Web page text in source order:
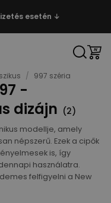
esetén ↓
/ 997 széria
-
dizájn (2)
modellje, amely
népszerű. Ezek a cipők
is, így
használatra.
felfigyelni a New